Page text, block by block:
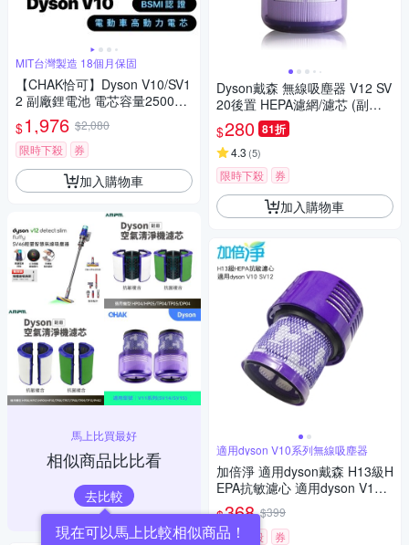
MIT台灣製造 18個月保固
【CHAK恰可】Dyson V10/SV1
2 副廠鋰電池 電芯容量2500m
Ah 台灣製造 附濾網組及組裝工
具(Dyson 副廠電池)
$1,976 $2,080
限時下殺
券
加入購物車
馬上比買最好
相似商品比比看
去比較
現在可以馬上比較相似商品！
Dyson戴森 無線吸塵器 V12 SV
20後置 HEPA濾網/濾芯 (副廠)
適用V12 Detect Slim 全系列
$280 81折
4.3 (5)
限時下殺 券
加入購物車
適用dyson V10系列無線吸塵器
加倍淨 適用dyson戴森 H13級H
EPA抗敏濾心 適用dyson V10 S
V12系列無線吸塵器
$368 $399
限時下殺
券